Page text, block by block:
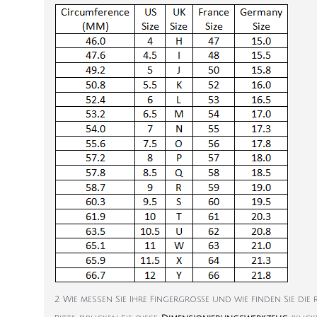
2. Wie messen Sie Ihre Fingergröße und wie finden Sie